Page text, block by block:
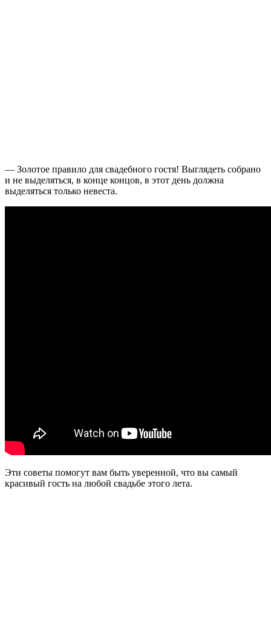
— Золотое правило для свадебного гостя! Выглядеть собрано
и не выделяться, в конце концов, в этот день должна
выделяться только невеста.
Эти советы помогут вам быть уверенной, что вы самый
красивый гость на любой свадьбе этого лета.